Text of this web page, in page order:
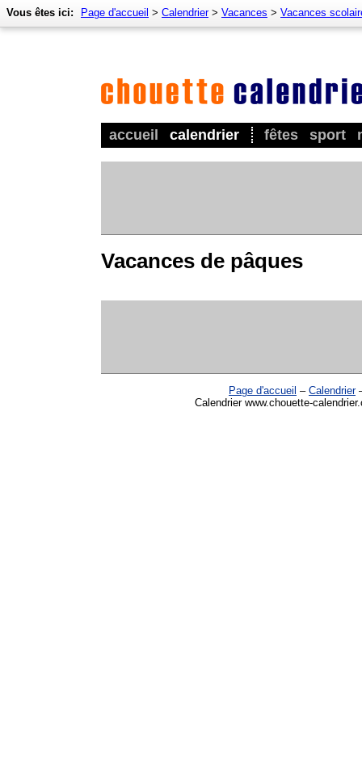
accueil calendrier fêtes sport
Vous êtes ici: Page d'accueil > Calendrier> Vacances > Vacances
Vacances de pâques
Page d'accueil – Calendrier
Calendrier www.chouette-